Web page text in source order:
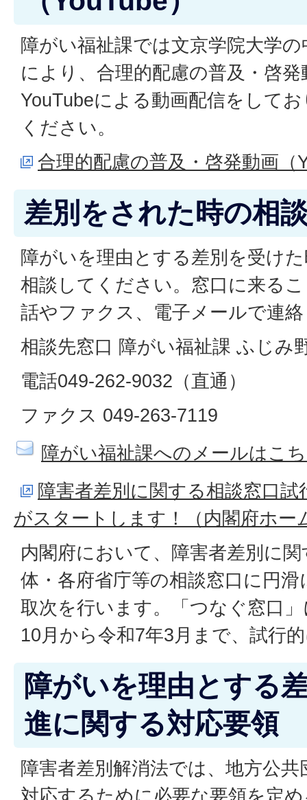
障がい福祉課では文京学院大学
により、合理的配慮の普及・啓
YouTubeによる動画配信をして
ください。
合理的配慮の普及・啓発動画（
差別をされた時の相
障がいを理由とする差別を受け
相談してください。窓口に来る
話やファクス、電子メールで連
相談先窓口 障がい福祉課 ふじみ
電話049-262-9032（直通）
ファクス 049-263-7119
障がい福祉課へのメールはこ
障害者差別に関する相談窓口
がスタートします！（内閣府ホー
内閣府において、障害者差別に
体・各府省庁等の相談窓口に円
取次を行います。「つなぐ窓口
10月から令和7年3月まで、試行
障がいを理由とする
進に関する対応要領
障害者差別解消法では、地方公
対応するために必要な要領を定